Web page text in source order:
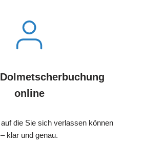
online
die Sie sich verlassen können
– klar und genau.